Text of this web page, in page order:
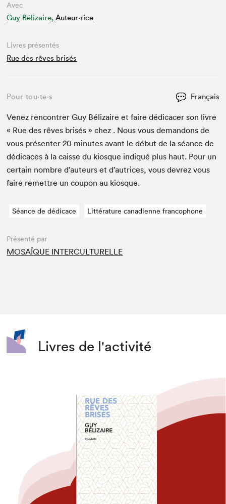
Avec
Guy Bélizaire, Auteur·rice
Livres présentés
Rue des rêves brisés
Pour tou⋅te⋅s Français
Venez ren­con­tr­er Guy Bél­izaire et faire dédi­cac­er son livre
« Rue des rêves brisés » chez . Nous vous deman­dons de
vous présen­ter20 min­utes avant le début de la séance de
dédi­caces à la caisse du kiosque indiqué plus haut. Pour un
cer­tain nom­bre d’auteurs et d’autrices, vous devrez vous
faire remet­tre un coupon au kiosque.
Séance de dédicace Littérature canadienne francophone
Présenté par
MOSAÏQUE INTERCULTURELLE
Livres de l'activité